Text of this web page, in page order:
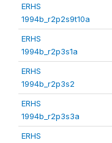
ERHS
1994b_r2p2s9t10a
ERHS
1994b_r2p3s1a
ERHS
1994b_r2p3s2
ERHS
1994b_r2p3s3a
ERHS